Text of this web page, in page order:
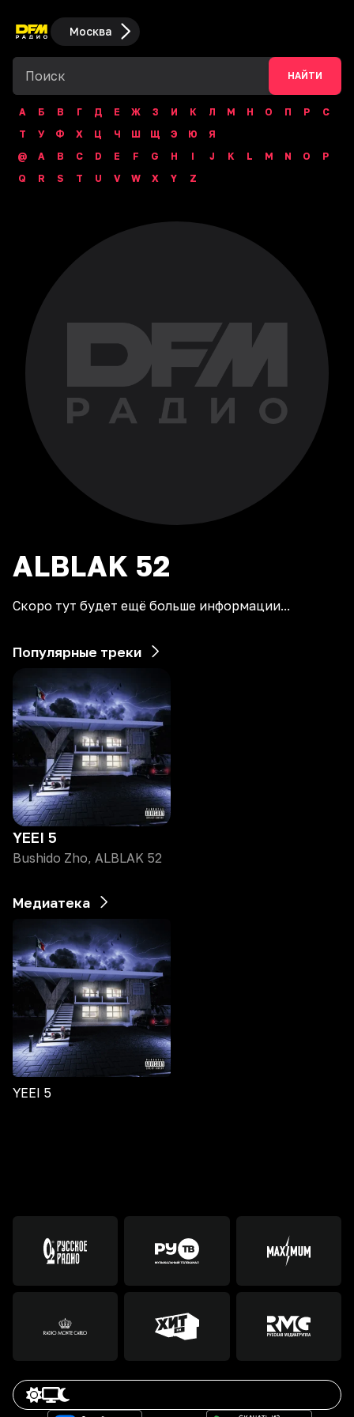
Москва
НАЙТИ
А Б В Г Д Е Ж З И К Л М Н О П Р
С
Т
У Ф Х Ц Ч Ш Щ Э Ю
Я
@
A B C D E F G H I J K L M N O
P
Q
R S T U V W X Y Z
ALBLAK 52
Скоро тут будет ещё больше информации...
Популярные треки
YEEI 5
Bushido Zho, ALBLAK 52
Медиатека
YEEI 5